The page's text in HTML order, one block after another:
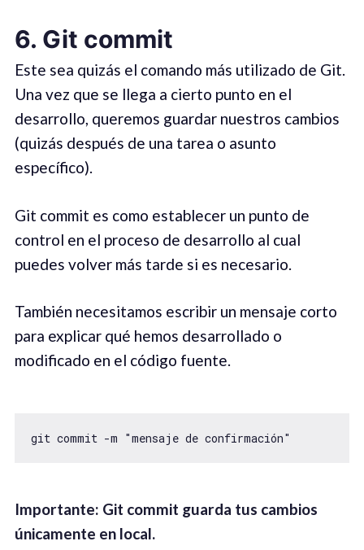
6. Git commit
Este sea quizás el comando más utilizado de Git.
Una vez que se llega a cierto punto en el
desarrollo, queremos guardar nuestros cambios
(quizás después de una tarea o asunto
específico).
Git commit es como establecer un punto de
control en el proceso de desarrollo al cual
puedes volver más tarde si es necesario.
También necesitamos escribir un mensaje corto
para explicar qué hemos desarrollado o
modificado en el código fuente.
git commit -m "mensaje de confirmación"
Importante: Git commit guarda tus cambios
únicamente en local.